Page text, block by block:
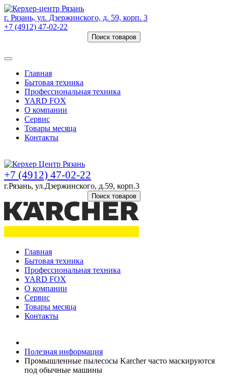
г. Рязань, ул. Дзержинского, д. 59, корп. 3
+7 (4912) 47-02-22
Поиск товаров
Главная
Бытовая техника
Профессиональная техника
YARD FOX
О компании
Сервис
Товары месяца
Контакты
+7 (4912) 47-02-22
г.Рязань, ул.Дзержинского, д.59, корп.3
Поиск товаров
Главная
Бытовая техника
Профессиональная техника
YARD FOX
О компании
Сервис
Товары месяца
Контакты
Полезная информация
Промышленные пылесосы Karcher часто маскируются
под обычные машины